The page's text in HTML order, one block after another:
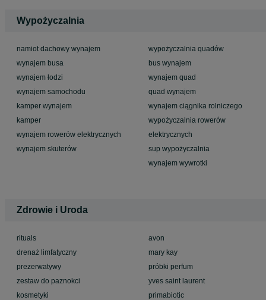
Wypożyczalnia
namiot dachowy wynajem
wynajem busa
wynajem łodzi
wynajem samochodu
kamper wynajem
kamper
wynajem rowerów elektrycznych
wynajem skuterów
wypożyczalnia quadów
bus wynajem
wynajem quad
quad wynajem
wynajem ciągnika rolniczego
wypożyczalnia rowerów
elektrycznych
sup wypożyczalnia
wynajem wywrotki
Zdrowie i Uroda
rituals
drenaż limfatyczny
prezerwatywy
zestaw do paznokci
kosmetyki
avon
mary kay
próbki perfum
yves saint laurent
primabiotic